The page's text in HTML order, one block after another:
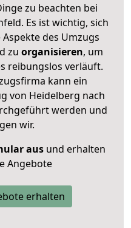
zu beachten bei
Es ist wichtig, sich
des Umzugs
zu organisieren, um
reibungslos verläuft.
kann ein
von Heidelberg nach
werden und
wir.
ausund erhalten
Angebote
erhalten